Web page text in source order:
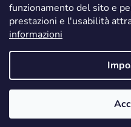
funzionamento del sito e
prestazioni e l'usabilità
informazioni